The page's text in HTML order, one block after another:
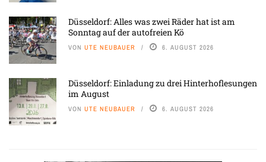
Düsseldorf: Alles was zwei Räder hat ist am
Sonntag auf der autofreien Kö
VON UTE NEUBAUER 6. AUGUST 2026
Düsseldorf: Einladung zu drei Hinterhoflesungen
im August
VON UTE NEUBAUER 6. AUGUST 2026